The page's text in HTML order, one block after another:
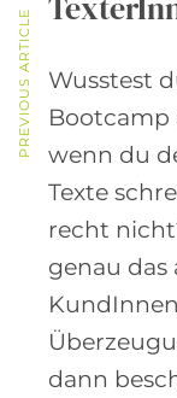
Wusstest
Bootcamp
wenn du
Texte
recht
genau das
dann
PREVIOUS ARTICLE